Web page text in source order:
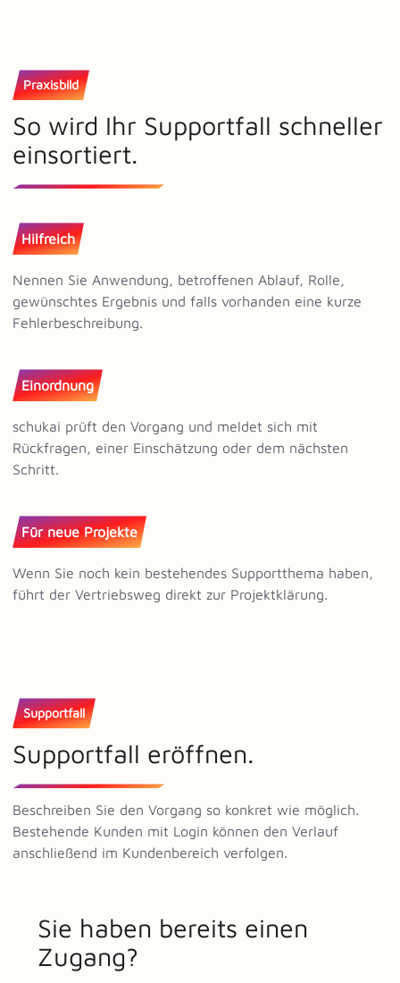
Praxisbild
So wird Ihr Supportfall schneller
einsortiert.
Hilfreich
Nennen Sie Anwendung, betroffenen Ablauf, Rolle,
gewünschtes Ergebnis und falls vorhanden eine kurze
Fehlerbeschreibung.
Einordnung
schukai prüft den Vorgang und meldet sich mit
Rückfragen, einer Einschätzung oder dem nächsten
Schritt.
Für neue Projekte
Wenn Sie noch kein bestehendes Supportthema haben,
führt der Vertriebsweg direkt zur Projektklärung.
Supportfall
Supportfall eröffnen.
Beschreiben Sie den Vorgang so konkret wie möglich.
Bestehende Kunden mit Login können den Verlauf
anschließend im Kundenbereich verfolgen.
Sie haben bereits einen
Zugang?